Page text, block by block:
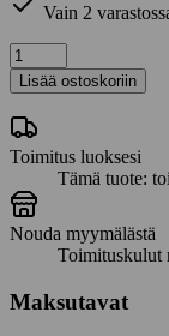
Vain 2
Sram
Eturatas
5
bolt
34T
110mm
Lisää ostoskoriin
Toimitus luoksesi
Tämä tuote:
Nouda myymälästä
Toimituskulut
Maksutavat